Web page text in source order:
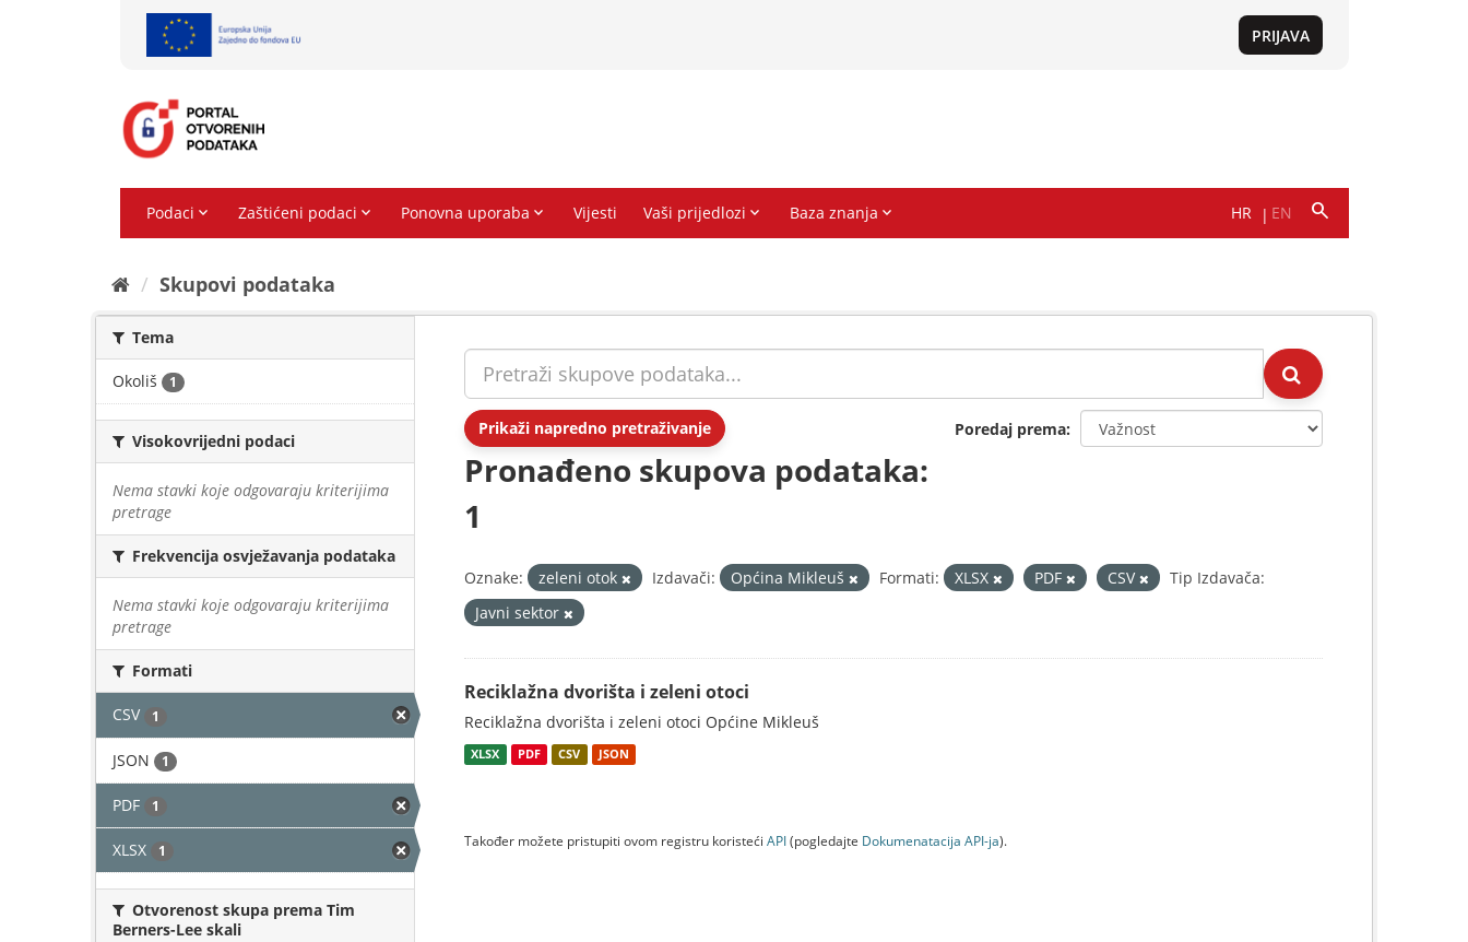
Skupovi podаtаkа
Tema
Okoliš 1
Visokovrijedni podaci
Nema stavki koje odgovaraju kriterijima
pretrage
Frekvencija osvježavanja podataka
Nema stavki koje odgovaraju kriterijima
pretrage
Formati
CSV 1
JSON 1
PDF 1
XLSX 1
Otvorenost skupa prema Tim
Berners-Lee skali
Prikaži napredno pretraživanje Poredaj prema
Pronađeno skupova podataka:
1
Oznake: zeleni otok Izdavači: Općina Mikleuš Formati: XLSX PDF CSV
Tip Izdavača:
Javni sektor
Reciklažna dvorišta i zeleni otoci
Reciklažna dvorišta i zeleni otoci Općine Mikleuš
XLSX PDF CSV JSON
Također možete pristupiti ovom registru koristeći API(pogledajte Dokumenаtаcijа API-jа).